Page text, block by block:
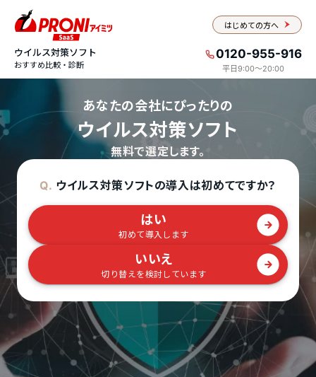
はじめての方へ
ウイルス対策ソフト
おすすめ比較・診断
0120-955-916
平日9:00〜20:00
あなたの会社にぴったりの
ウイルス対策ソフト
無料で選定します。
Q. ウイルス対策ソフトの導入は初めてですか？
はい
初めて導入します
いいえ
切り替えを検討しています